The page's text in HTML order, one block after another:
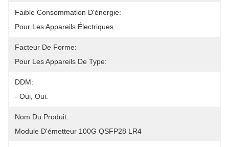
Faible Consommation D'énergie:
Pour Les Appareils Électriques
Facteur De Forme:
Pour Les Appareils De Type:
DDM:
- Oui, Oui.
Nom Du Produit:
Module D'émetteur 100G QSFP28 LR4